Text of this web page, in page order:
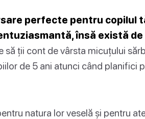
perfecte pentru copilul
însă există
să ții cont de vârsta micuțului
de 5 ani atunci când planifici
natura lor veselă și pentru